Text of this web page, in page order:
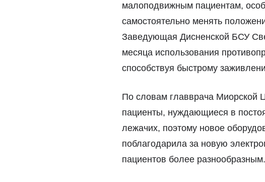
малоподвижным пациентам,
самостоятельно менять
Заведующая Дисненской БСУ
месяца использования
способствуя быстрому
По словам главврача Миорской
пациенты, нуждающиеся в
лежачих, поэтому новое
поблагодарила за новую
пациентов более разнообразным.